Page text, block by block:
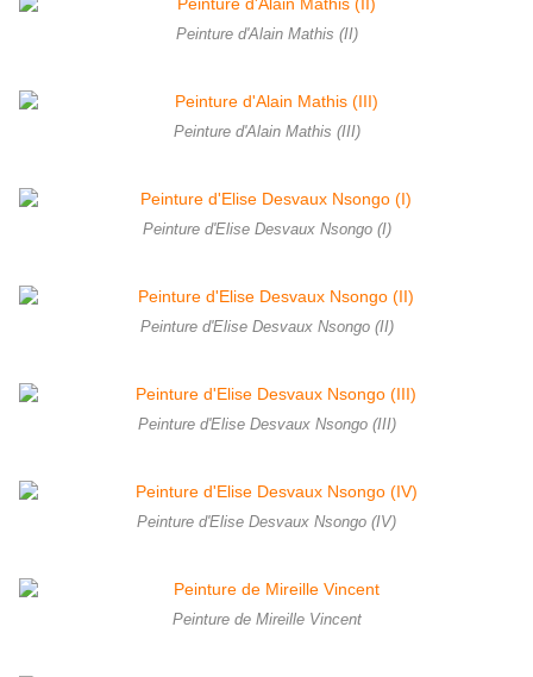
Peinture d'Alain Mathis (II)
Peinture d'Alain Mathis (III)
Peinture d'Elise Desvaux Nsongo (I)
Peinture d'Elise Desvaux Nsongo (II)
Peinture d'Elise Desvaux Nsongo (III)
Peinture d'Elise Desvaux Nsongo (IV)
Peinture de Mireille Vincent